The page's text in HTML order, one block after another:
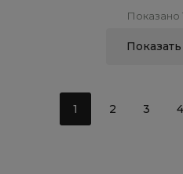
Показано
1 2 3 4